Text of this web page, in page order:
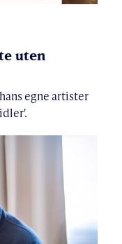
uten
egne artister